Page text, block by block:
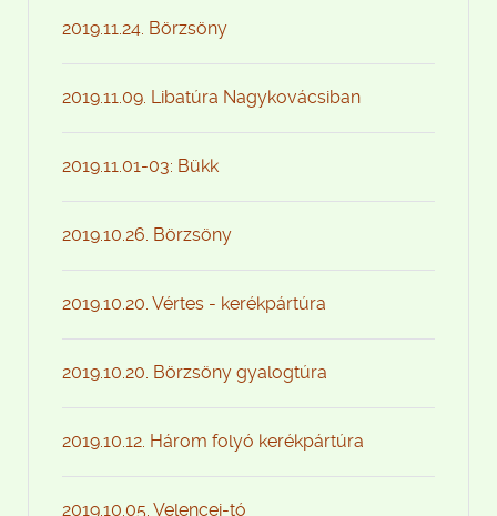
2019.11.24. Börzsöny
2019.11.09. Libatúra Nagykovácsiban
2019.11.01-03: Bükk
2019.10.26. Börzsöny
2019.10.20. Vértes - kerékpártúra
2019.10.20. Börzsöny gyalogtúra
2019.10.12. Három folyó kerékpártúra
2019.10.05. Velencei-tó